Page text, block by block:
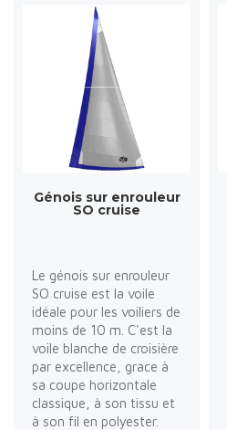
Génois sur enrouleur
SO cruise
Le génois sur enrouleur
SO cruise est la voile
idéale pour les voiliers de
moins de 10 m. C'est la
voile blanche de croisière
par excellence, grace à
sa coupe horizontale
classique, à son tissu et
à son fil en polyester.